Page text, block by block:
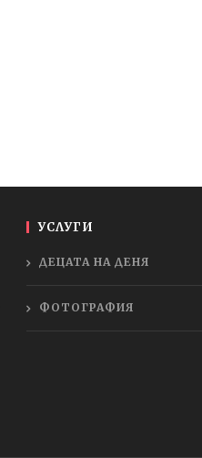
УСЛУГИ
ДЕЦАТА НА ДЕНЯ
ФОТОГРАФИЯ